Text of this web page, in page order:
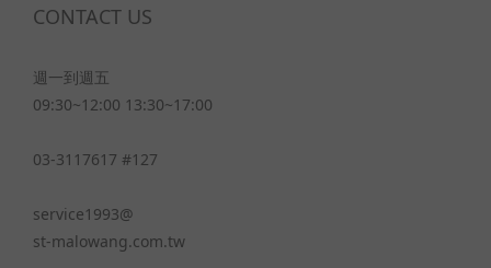
CONTACT US
週一到週五
09:30~12:00 13:30~17:00
03-3117617 #127
service1993@
st-malowang.com.tw